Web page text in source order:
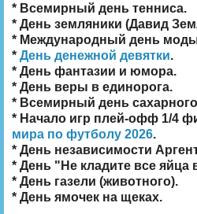
* Всемирный день тенниса.
* День земляники (Давид
* Международный день
* День денежной девятки.
* День фантазии и юмора.
* День веры в единорога.
* Всемирный день
* Начало игр плей-офф 1/4
мира по футболу 2026.
* День независимости
* День "Не кладите все яйца
* День газели (животного).
* День ямочек на щеках.